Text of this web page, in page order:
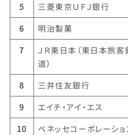
5
三菱東京ＵＦＪ銀行
6
明治製菓
7
ＪＲ東日本（東日本旅客
道）
8 三井住友銀行
9
エイチ・アイ・エス
10
ベネッセコーポレーショ